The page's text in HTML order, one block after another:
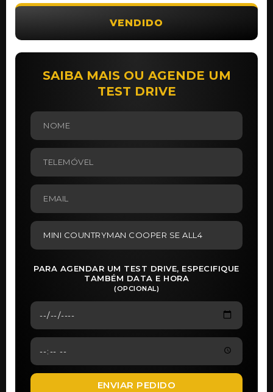
VENDIDO
SAIBA MAIS OU AGENDE UM
TEST DRIVE
PARA AGENDAR UM TEST DRIVE, ESPECIFIQUE
TAMBÉM DATA E HORA
(OPCIONAL)
ENVIAR PEDIDO